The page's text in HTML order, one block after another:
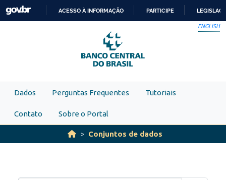
Skip to main content
PARA
O
CONTEÚDO
ACESSO À INFORMAÇÃO PARTICIPE
ENGLISH
Dados Perguntas Frequentes Tutoriais
Contato Sobre o Portal
Conjuntos de dados